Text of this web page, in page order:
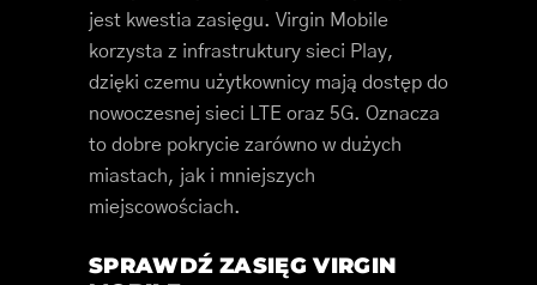
jest kwestia zasięgu. Virgin Mobile
korzysta z infrastruktury sieci Play,
dzięki czemu użytkownicy mają dostęp do
nowoczesnej sieci LTE oraz 5G. Oznacza
to dobre pokrycie zarówno w dużych
miastach, jak i mniejszych
miejscowościach.
SPRAWDŹ ZASIĘG VIRGIN